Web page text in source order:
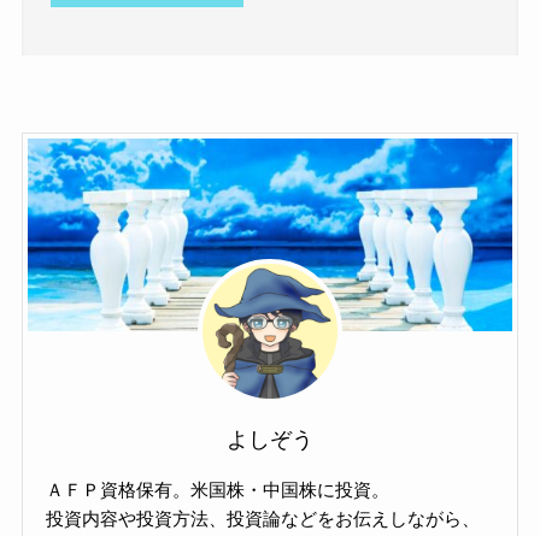
よしぞう
ＡＦＰ資格保有。米国株・中国株に投資。
投資内容や投資方法、投資論などをお伝えしながら、